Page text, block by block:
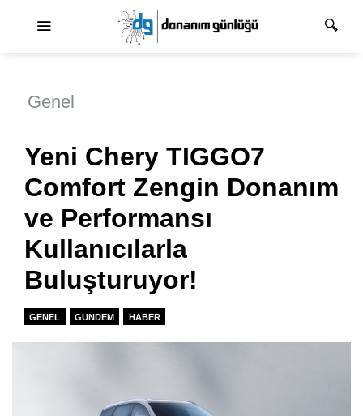
Genel
Yeni Chery TIGGO7
Comfort Zengin Donanım
ve Performansı
Kullanıcılarla
Buluşturuyor!
GENEL GUNDEM HABER